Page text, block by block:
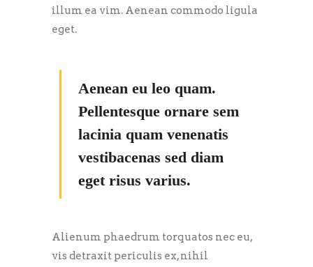
illum ea vim. Aenean commodo ligula
eget.
Aenean eu leo quam.
Pellentesque ornare sem
lacinia quam venenatis
vestibacenas sed diam
eget risus varius.
Alienum phaedrum torquatos nec eu,
vis detraxit periculis ex, nihil